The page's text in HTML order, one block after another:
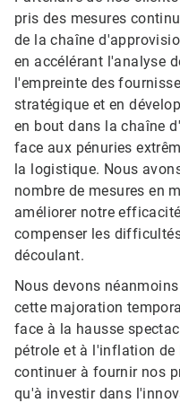
pris des mesures
de la chaîne
en accélérant l'analyse
l'empreinte des
stratégique et en
en bout dans la chaîne
face aux pénuries
la logistique. Nous
nombre de mesures en
améliorer notre
compenser les
découlant.
Nous devons
cette majoration
face à la hausse
pétrole et à l'inflation
continuer à fournir nos
qu'à investir dans